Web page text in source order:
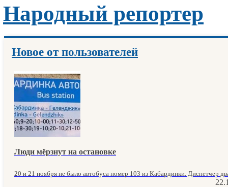
Народный репортер
Новое от пользователей
Люди мёрзнут на остановке
20 и 21 ноября не было автобуса номер 103 из Кабардинки. Диспетчер